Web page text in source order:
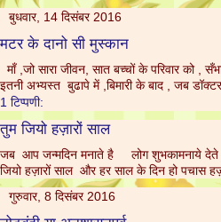
बुधवार, 14 दिसंबर 2016
मटर के दानो सी मुस्कान
माँ ,जो सारा जीवन, सात बच्चों के परिवार को ,
इतनी अभ्यस्त बुढापे में ,बिमारी के बाद , जब
1 टिप्पणी:
तुम जियो हज़ारों साल
जब आप जन्मदिन मनाते है लोग शुभकामनाये देते
जियो हज़ारों साल और हर साल के दिन हो पचास
गुरुवार, 8 दिसंबर 2016